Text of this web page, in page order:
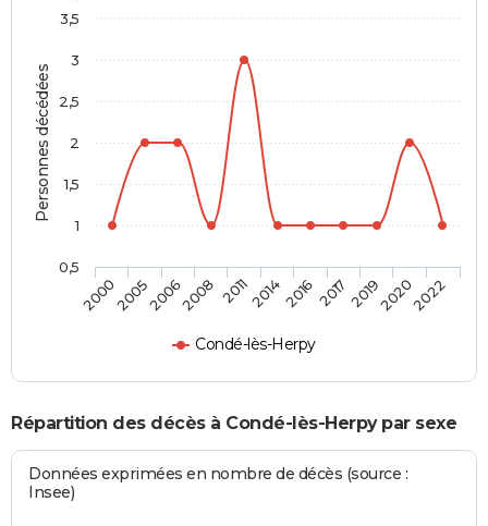
Personnes décédées
Condé-lès-Herpy
2000200520062008 2011201420162017201920202022
0,5
1
1,5
2
2,5
3
3,5
Répartition des décès à Condé-lès-Herpy par sexe
Données exprimées en nombre de décès (source :
Insee)